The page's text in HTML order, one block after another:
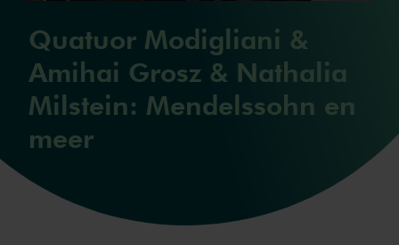
Quatuor Modigliani &
Amihai Grosz & Nathalia
Milstein: Mendelssohn en
meer